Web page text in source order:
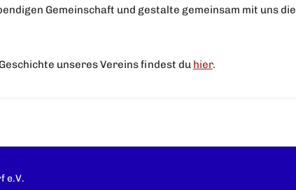
Gemeinschaft und gestalte gemeinsam mit uns
unseres Vereins findest du hier.
e.V.